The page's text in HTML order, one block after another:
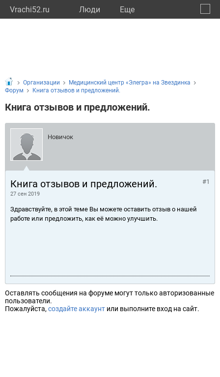
Vrachi52.ru Люди Eще
Организации
Медицинский центр «Элегра» на Звездинка
Форум
Книга отзывов и предложений.
Книга отзывов и предложений.
Новичок
Книга отзывов и предложений.
27 сен 2019
#1
Здравствуйте, в этой теме Вы можете оставить отзыв о нашей
работе или предложить, как её можно улучшить.
Оставлять сообщения на форуме могут только авторизованные
пользователи.
Пожалуйста, создайте аккаунт или выполните вход на сайт.